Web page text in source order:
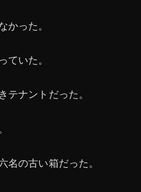
かった。
ていた。
テナントだった。
名の古い箱だった。